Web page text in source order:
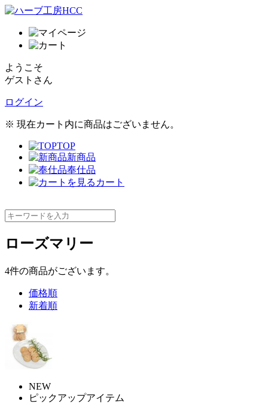
ようこそ
ゲストさん
ログイン
※ 現在カート内に商品はございません。
TOP
新商品
奉仕品
カート
ローズマリー
4件の商品がございます。
価格順
新着順
NEW
ピックアップアイテム